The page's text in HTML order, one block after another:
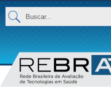
Buscar...